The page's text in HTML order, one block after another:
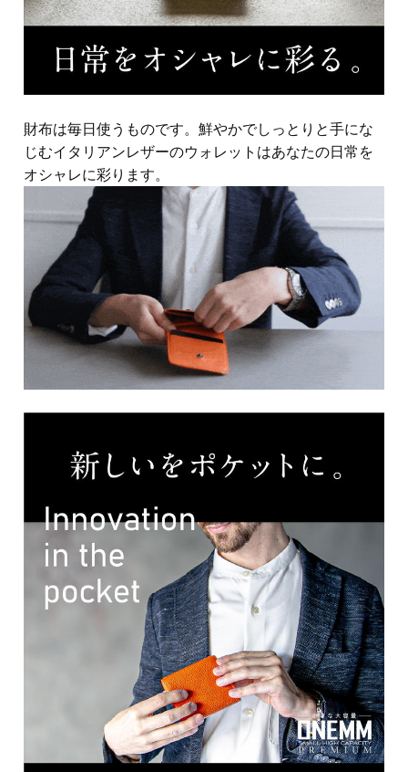
財布は毎日使うものです。鮮やかでしっとりと手にな
じむイタリアンレザーのウォレットはあなたの日常を
オシャレに彩ります。